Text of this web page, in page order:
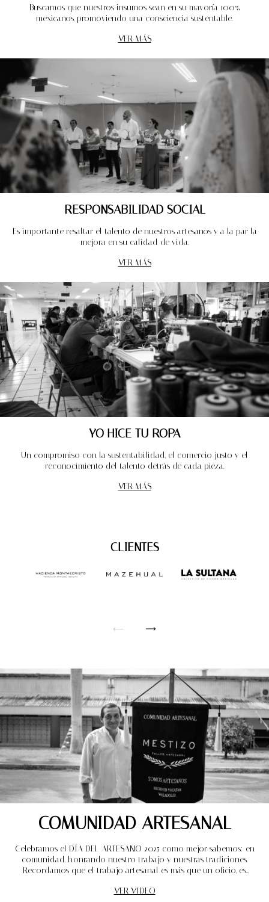
Buscamos que nuestros insumos sean en su mayoría 100%
mexicanos, promoviendo una consciencia sustentable.
VER MÁS
RESPONSABILIDAD SOCIAL
Es importante resaltar el talento de nuestros artesanos y a la par la
mejora en su calidad de vida.
VER MÁS
YO HICE TU ROPA
Un compromiso con la sustentabilidad, el comercio justo y el
reconocimiento del talento detrás de cada pieza.
VER MÁS
CLIENTES
COMUNIDAD ARTESANAL
Celebramos el DÍA DEL ARTESANO 2025 como mejor sabemos: en
comunidad, honrando nuestro trabajo y nuestras tradiciones.
Recordamos que el trabajo artesanal es más que un oficio, es
VER VIDEO